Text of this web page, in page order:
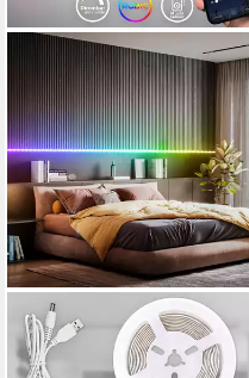
B.K.LICHT
LED Stripe Wifi RGBIC LED
Strip, 10 m, mit App